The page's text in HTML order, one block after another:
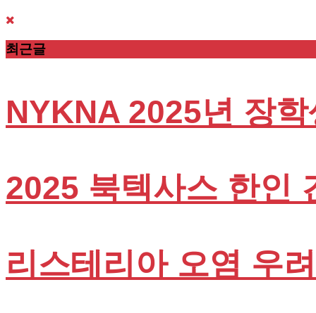
최근글
NYKNA 2025년 장
2025 북텍사스 한인
리스테리아 오염 우